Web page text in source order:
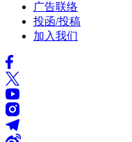
广告联络
投函/投稿
加入我们